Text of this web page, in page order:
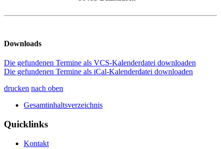
Downloads
Die gefundenen Termine als VCS-Kalenderdatei downloaden
Die gefundenen Termine als iCal-Kalenderdatei downloaden
drucken nach oben
Gesamtinhaltsverzeichnis
Quicklinks
Kontakt